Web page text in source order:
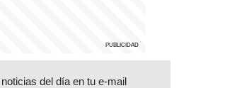
del día en tu e-mail